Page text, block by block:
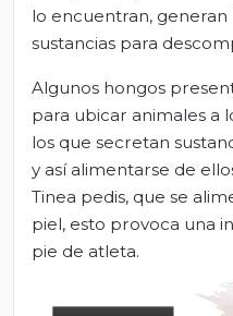
lo encuentran,
sustancias para
Algunos hongos
para ubicar animales a
los que secretan
y así alimentarse de
Tinea pedis, que se
piel, esto provoca una
pie de atleta.